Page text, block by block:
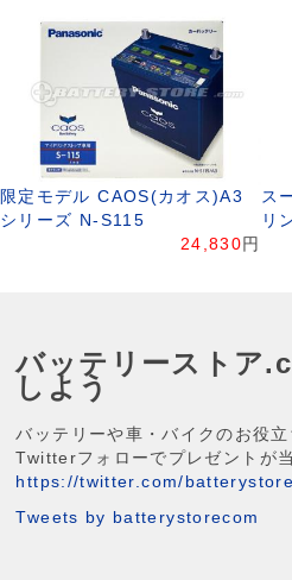
限定モデル CAOS(カオス)A3
シリーズ N-S115
24,830 円
ス
リ
バッテリーストア
しよう
バッテリーや車・バイクのお役立
Twitterフォローでプレゼントが
https://twitter.com/
Tweets by batterystorecom